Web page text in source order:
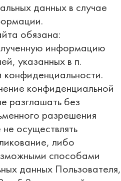
данных в случае
обязана:
информацию
указанных в п.
конфиденциальной
разглашать без
разрешения
осуществлять
либо
способами
данных Пользователя,